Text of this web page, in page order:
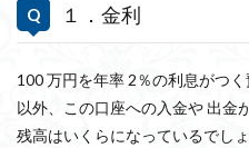
１．金利
100 万円を年率 2％の利息がつ
以外、この口座への入金や 出金
残高はいくらになっているでし